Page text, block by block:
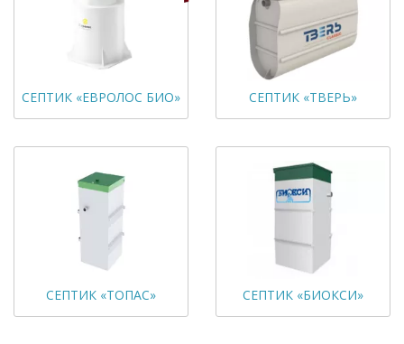
СЕПТИК «ЕВРОЛОС БИО» СЕПТИК «ТВЕРЬ»
СЕПТИК «ТОПАС» СЕПТИК «БИОКСИ»